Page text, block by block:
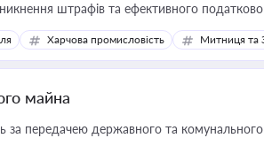
штрафів та ефективного
Харчова промисловість Митниця та
майна
за передачею державного та